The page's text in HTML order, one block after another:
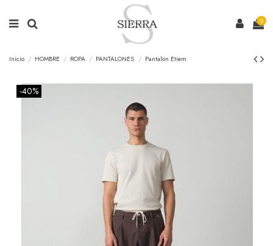
0
Inicio HOMBRE ROPA PANTALONES Pantalon Etiem
-40%